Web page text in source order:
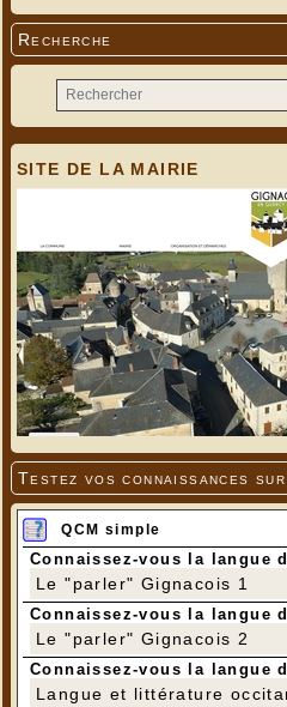
Recherche
SITE DE LA MAIRIE
Testez vos connaissances
QCM simple
Connaissez-vous la langue
Le "parler" Gignacois 1
Connaissez-vous la langue
Le "parler" Gignacois 2
Connaissez-vous la langue
Langue et littérature